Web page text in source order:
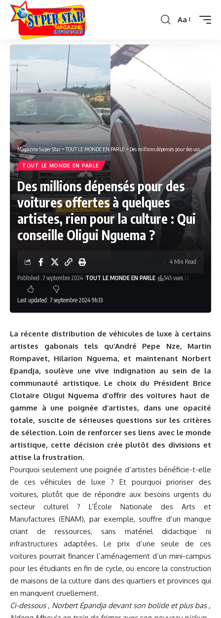
Font
Aa
Magazine Super Star >TOUT LE MONDE EN PARLE >Des millions dépensés pour des voitures offertes à quelques artistes, rien pour la culture : Qui conseille Oligui Nguema ?
TOUT LE MONDE EN PARLE
Des millions dépensés pour des
voitures offertes à quelques
artistes, rien pour la culture : Qui
conseille Oligui Nguema ?
Last updated: 7 septembre 2024 9h33
Published: 7 septembre 2024 TOUT LE MONDE EN PARLE 545 vues
4 Min Read
La récente distribution de véhicules de luxe à certains
artistes gabonais tels qu’André Pepe Nze, Martin
Rompavet, Hilarion Nguema, et maintenant Norbert
Epandja, soulève une vive indignation au sein de la
communauté artistique. Le choix du Président Brice
Clotaire Oligui Nguema d’offrir des voitures haut de
gamme à une poignée d’artistes, dans une opacité
totale, suscite de sérieuses questions sur les critères
de sélection. Loin de renforcer ses liens avec le monde
artistique, cette décision crée plutôt des divisions et
attise la frustration.
Pourquoi seulement une poignée d’artistes bénéficie-t-elle
de ces véhicules de luxe ? Et pourquoi prioriser des
voitures, plutôt que de répondre aux besoins urgents du
secteur culturel ? L’École Nationale des Arts et
Manufactures (ENAM), par exemple, souffre d’un manque
criant de ressources, sans matériel didactique ni
infrastructures adaptées. Le prix d’une seule de ces
voitures pourrait financer l’aménagement d’un mini-campus
pour les étudiants en fin de cycle, ou encore la construction
de maisons de la culture dans des quartiers et provinces qui
en manquent cruellement.
Ci-dessous , Norbert Epandja devant son bolide et plus bas ,